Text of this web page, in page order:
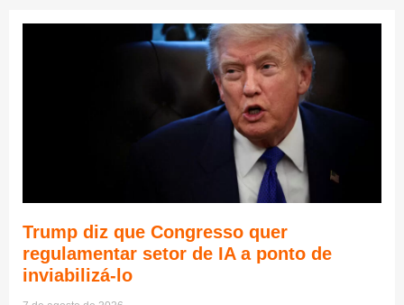
Trump diz que Congresso quer
regulamentar setor de IA a ponto de
inviabilizá-lo